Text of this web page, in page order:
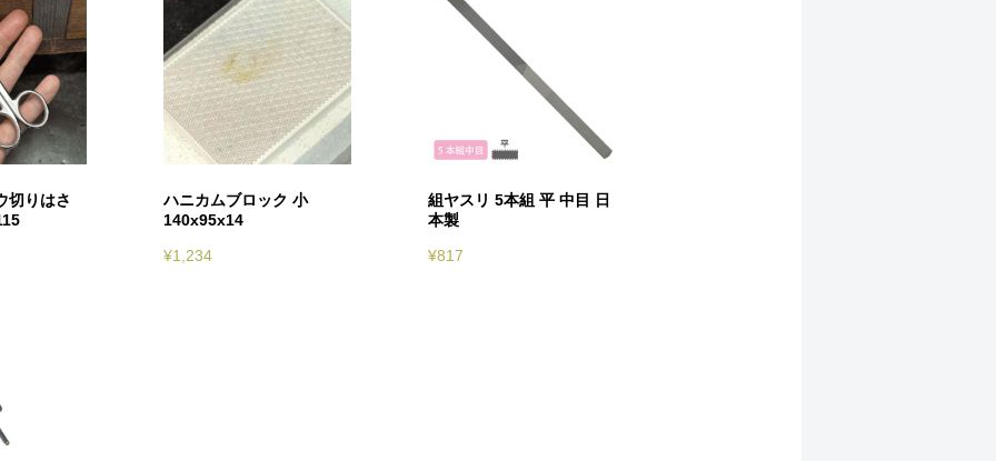
切りはさ
ハニカムブロック 小
140x95x14
¥1,234
組ヤスリ 5本組 平 中目 日
本製
¥817